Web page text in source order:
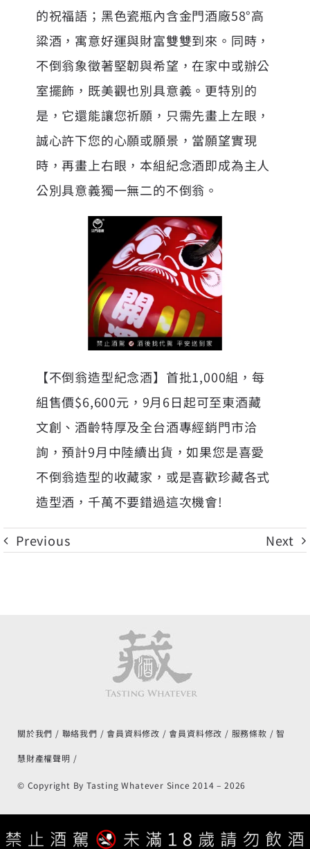
的祝福語；黑色瓷瓶內含金門酒廠58°高
粱酒，寓意好運與財富雙雙到來。同時，
不倒翁象徵著堅韌與希望，在家中或辦公
室擺飾，既美觀也別具意義。更特別的
是，它還能讓您祈願，只需先畫上左眼，
誠心許下您的心願或願景，當願望實現
時，再畫上右眼，本組紀念酒即成為主人
公別具意義獨一無二的不倒翁。
【不倒翁造型紀念酒】首批1,000組，每
組售價$6,600元，9月6日起可至東酒藏
文創、酒齡特厚及全台酒專經銷門市洽
詢，預計9月中陸續出貨，如果您是喜愛
不倒翁造型的收藏家，或是喜歡珍藏各式
造型酒，千萬不要錯過這次機會!
Previous Next
關於我們 聯絡我們 會員資料修改 會員資料修改 服務條款 智
慧財產權聲明
© Copyright By Tasting Whatever Since 2014 – 2026